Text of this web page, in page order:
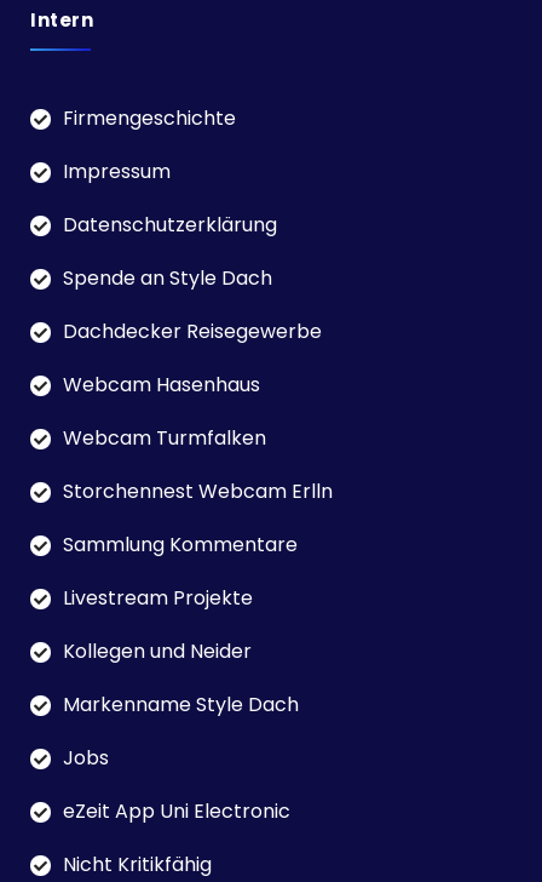
Intern
Firmengeschichte
Impressum
Datenschutzerklärung
Spende an Style Dach
Dachdecker Reisegewerbe
Webcam Hasenhaus
Webcam Turmfalken
Storchennest Webcam Erlln
Sammlung Kommentare
Livestream Projekte
Kollegen und Neider
Markenname Style Dach
Jobs
eZeit App Uni Electronic
Nicht Kritikfähig